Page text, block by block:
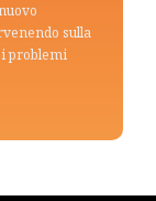
sulla
problemi